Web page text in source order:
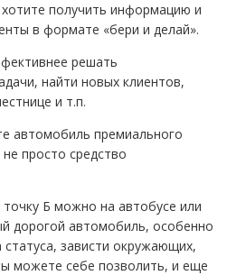
получить информацию и
в формате «бери и делай».
решать
найти новых клиентов,
и т.п.
автомобиль премиального
просто средство
Б можно на автобусе или
дорогой автомобиль, особенно
статуса, зависти окружающих,
можете себе позволить, и еще